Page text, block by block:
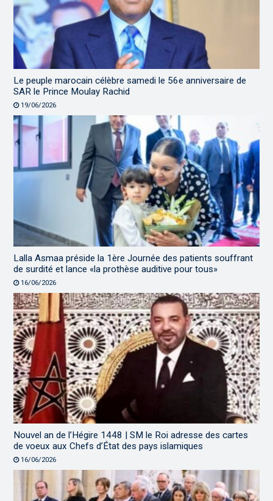
Le peuple marocain célèbre samedi le 56e anniversaire de
SAR le Prince Moulay Rachid
19/06/2026
Lalla Asmaa préside la 1ère Journée des patients souffrant
de surdité et lance «la prothèse auditive pour tous»
16/06/2026
Nouvel an de l’Hégire 1448 | SM le Roi adresse des cartes
de voeux aux Chefs d’État des pays islamiques
16/06/2026